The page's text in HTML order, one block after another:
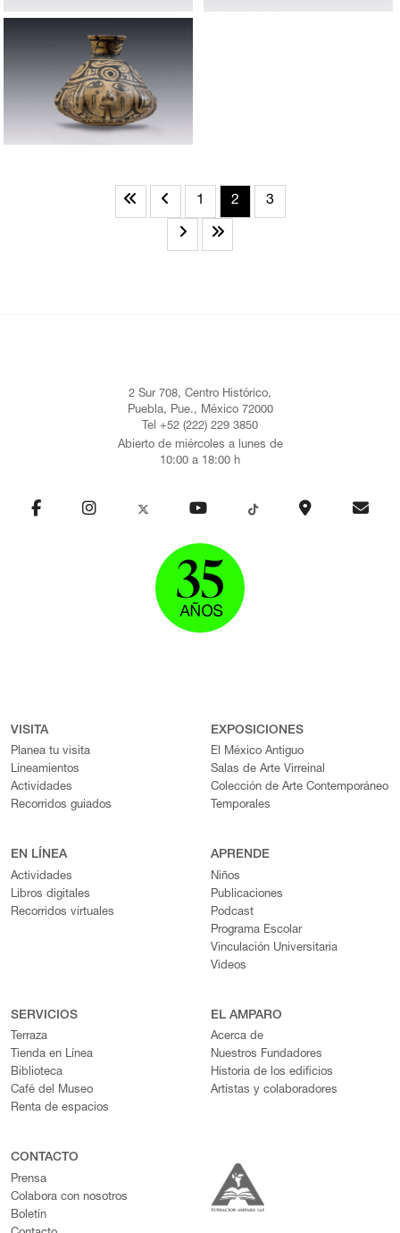
1 2 3
2 Sur 708, Centro Histórico,
Puebla, Pue., México 72000
Tel +52 (222) 229 3850
Abierto de miércoles a lunes de
10:00 a 18:00 h
VISITA
Planea tu visita
Lineamientos
Actividades
Recorridos guiados
EXPOSICIONES
El México Antiguo
Salas de Arte Virreinal
Colección de Arte Contemporáneo
Temporales
EN LÍNEA
Actividades
Libros digitales
Recorridos virtuales
APRENDE
Niños
Publicaciones
Podcast
Programa Escolar
Vinculación Universitaria
Videos
SERVICIOS
Terraza
Tienda en Línea
Biblioteca
Café del Museo
Renta de espacios
EL AMPARO
Acerca de
Nuestros Fundadores
Historia de los edificios
Artistas y colaboradores
CONTACTO
Prensa
Colabora con nosotros
Boletín